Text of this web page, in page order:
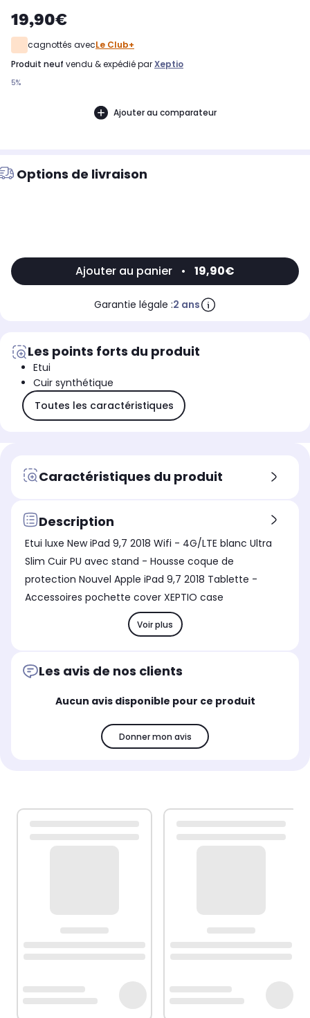
19,90€
cagnottés avecLe Club+
produit neuf vendu & expédié parXeptio
5%
Ajouter au comparateur
Options de livraison
Ajouter au panier • 19,90€
Garantie légale :2 ans
Les points forts du produit
Etui
Cuir synthétique
Toutes les caractéristiques
Caractéristiques du produit
Description
Etui luxe New iPad 9,7 2018 Wifi - 4G/LTE blanc Ultra
Slim Cuir PU avec stand - Housse coque de
protection Nouvel Apple iPad 9,7 2018 Tablette -
Accessoires pochette cover XEPTIO case
Voir plus
Les avis de nos clients
Aucun avis disponible pour ce produit
Donner mon avis